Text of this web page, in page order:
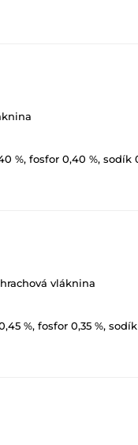
%, fosfor 0,40 %, sodík
vláknina
%, fosfor 0,35 %, sodík